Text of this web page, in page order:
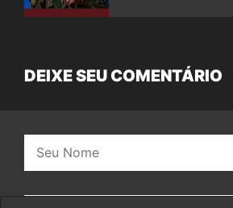
DEIXE SEU COMENTÁRIO